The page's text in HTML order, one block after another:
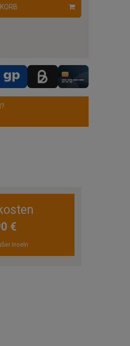
€
Inseln